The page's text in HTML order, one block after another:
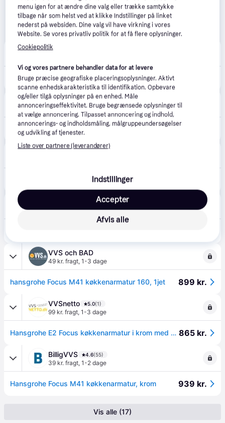
BilligVentilation
hansgrohe Focus 160 køkken armatur . Krom.
Completvvs.dk 4.8(105)
39 kr. fragt,1-2 dage
Hansgrohe Focus M41 køkkenarmatur, krom
House-Tech
5.0(3)
69 kr. fragt,2 dage
VVS och BAD
49 kr. fragt, 1-3 dage
hansgrohe Focus M41 køkkenarmatur 160, 1jet 899 kr.
VVSnetto 5.0(1)
99 kr. fragt, 1-3 dage
Hansgrohe E2 Focus køkkenarmatur i krom med svingtud 865 kr.
BilligVVS 4.6(55)
39 kr. fragt, 1-2 dage
Hansgrohe Focus M41 køkkenarmatur, krom 939 kr.
Vis alle (17)
menu igen for at ændre dine valg eller trække samtykke
tilbage når som helst ved at klikke Indstillinger på linket
nederst på websiden. Dine valg vil have virkning i vores
Website. Se vores privatliv politik for at få flere oplysninger.
Cookiepolitik
Vi og vores partnere behandler data for at levere
Bruge præcise geografiske placeringsoplysninger. Aktivt
scanne enhedskarakteristika til identifikation. Opbevare
og/eller tilgå oplysninger på en enhed. Måle
annonceringseffektivitet. Bruge begrænsede oplysninger til
at vælge annoncering. Tilpasset annoncering og indhold,
annoncerings- og indholdsmåling, målgruppeundersøgelser
og udvikling af tjenester.
Liste over partnere (leverandører)
Indstillinger
Afvis alle
Accepter